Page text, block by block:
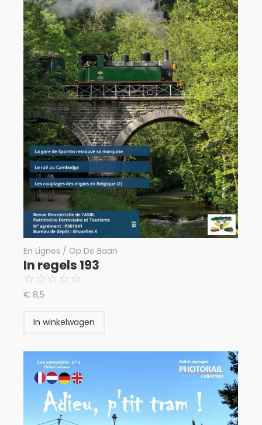
En Lignes / Op De Baan
In regels 193
☆☆☆☆☆
€ 8,5
In winkelwagen